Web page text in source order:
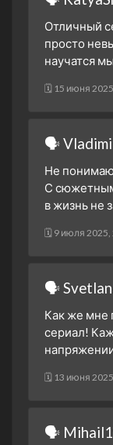
Отличный
просто
научатся
🗓 15 июня
🗣
Не
С
в жизнь не
🗓 9 июля 2025,
🗣
Как же мне
сериал!
🗓 13 июня
🗣